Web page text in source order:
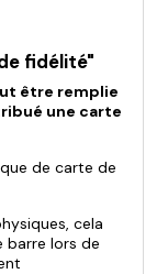
fidélité"
être remplie
une carte
de carte de
cela
barre lors de